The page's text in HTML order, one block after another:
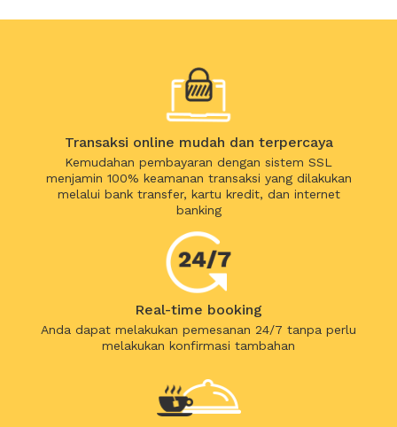
Transaksi online mudah dan terpercaya
Kemudahan pembayaran dengan sistem SSL
menjamin 100% keamanan transaksi yang dilakukan
melalui bank transfer, kartu kredit, dan internet
banking
Real-time booking
Anda dapat melakukan pemesanan 24/7 tanpa perlu
melakukan konfirmasi tambahan